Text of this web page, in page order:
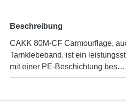
Beschreibung
CAKK 80M-CF Carmourflage,
Tarnklebeband, ist ein
mit einer PE-Beschichtung bes…